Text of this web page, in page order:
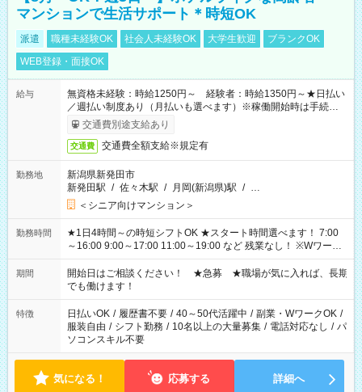
マンションで生活サポート＊時短OK
派遣 職種未経験OK 社会人未経験OK 大学生歓迎
ブランクOK
WEB登録・面接OK
給与
無資格未経験：時給1250円～ 経験者：時給1350円～★日払い
／週払い制度あり（月払いも選べます）※稼働開始時は手続き完
了次第のお支払いとなります。
交通費別途支給あり
交通費 交通費全額支給※規定有
勤務地
新潟県新発田市
新発田駅 / 佐々木駅 / 月岡(新潟県)駅 / …
＜シニア向けマンション＞
勤務時間
★1日4時間～の時短シフトOK ★スタート時間選べます！ 7:00
～16:00 9:00～17:00 11:00～19:00 など 残業なし！ ※Wワーク
の場合、他のお仕事と合わせ週40時間超の就業はご案内できま
せん ※法令に基づき、週20時間以上勤務は社会保険への加入対
象となります ※労働者派遣法（日雇い派遣の原則禁止）によ
り、短時間・短期間の就業はご案内が難しい場合があります
期間
開始日はご相談ください！ ★急募 ★職場が気に入れば、長期
でも働けます！
特徴 日払いOK / 履歴書不要 / 40～50代活躍中 / 副業・WワークOK /
服装自由 / シフト勤務 / 10名以上の大量募集 / 電話対応なし / パ
ソコンスキル不要
気になる！ 応募する 詳細へ